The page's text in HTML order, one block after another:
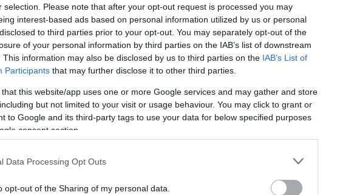
selection. Please note that after your opt-out request is processed you may
interest-based ads based on personal information utilized by us or personal
to third parties prior to your opt-out. You may separately opt-out of the
of your personal information by third parties on the IAB’s list of downstream
This information may also be disclosed by us to third parties on the IAB’s List of
Participants that may further disclose it to other third parties.
that this website/app uses one or more Google services and may gather and store
but not limited to your visit or usage behaviour. You may click to grant or
to Google and its third-party tags to use your data for below specified purposes
consent section.
Data Processing Opt Outs
opt-out of the Sharing of my personal data.
διοργανώνει την πρώτη